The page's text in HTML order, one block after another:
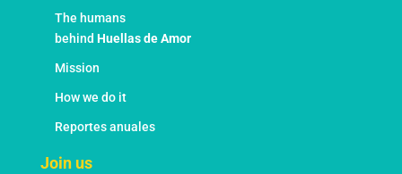
The humans
behind Huellas de Amor
Mission
How we do it
Reportes anuales
Join us